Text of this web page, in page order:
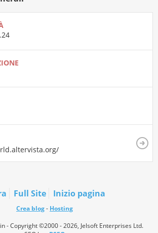
Full Site Inizio pagina
Crea blog- Hosting
- Copyright ©2000 - 2026, Jelsoft Enterprises Ltd.